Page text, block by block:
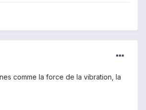
comme la force de la vibration, la